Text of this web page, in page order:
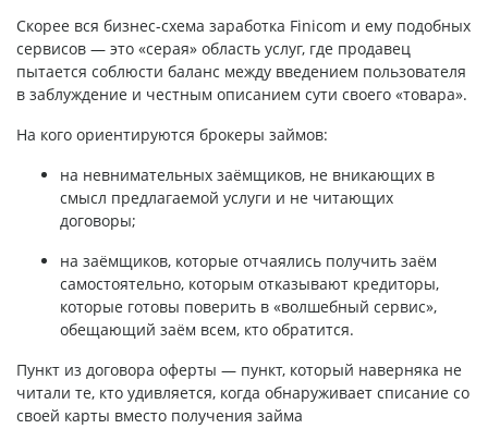
Скорее вся бизнес-схема заработка Finicom и ему подобных
сервисов — это «серая» область услуг, где продавец
пытается соблюсти баланс между введением пользователя
в заблуждение и честным описанием сути своего «товара».
На кого ориентируются брокеры займов:
на невнимательных заёмщиков, не вникающих в
смысл предлагаемой услуги и не читающих
договоры;
на заёмщиков, которые отчаялись получить заём
самостоятельно, которым отказывают кредиторы,
которые готовы поверить в «волшебный сервис»,
обещающий заём всем, кто обратится.
Пункт из договора оферты — пункт, который наверняка не
читали те, кто удивляется, когда обнаруживает списание со
своей карты вместо получения займа